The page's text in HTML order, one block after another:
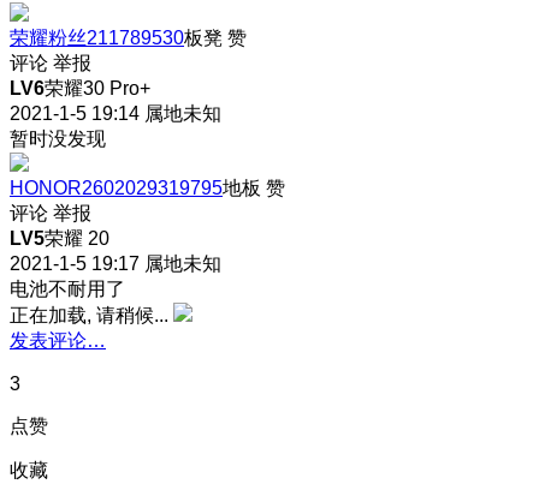
荣耀粉丝211789530板凳 赞
评论 举报
LV6荣耀30 Pro+
2021-1-5 19:14 属地未知
暂时没发现
HONOR2602029319795地板 赞
评论 举报
LV5荣耀 20
2021-1-5 19:17 属地未知
电池不耐用了
正在加载, 请稍候...
发表评论…
3
点赞
收藏